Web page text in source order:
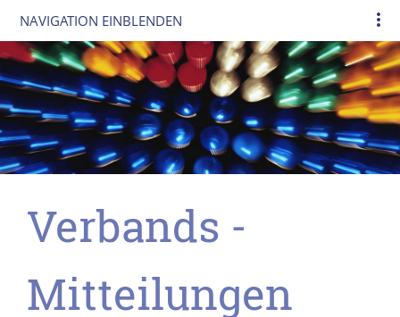
NAVIGATION EINBLENDEN
Verbands -
Mitteilungen